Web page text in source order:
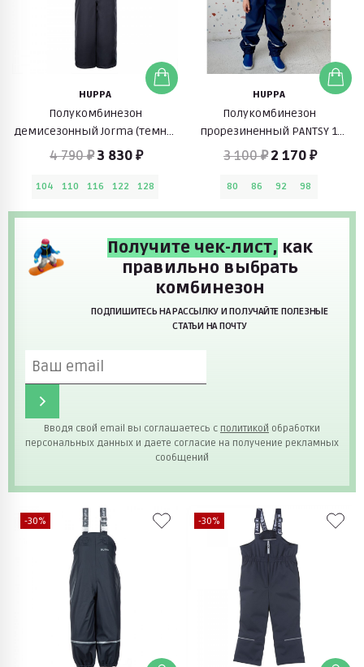
HUPPA
Полукомбинезон
демисезонный Jorma (темно-
серый)
4 790 ₽3 830 ₽
104 110 116 122 128
HUPPA
Полукомбинезон
прорезиненный PANTSY 1
(темно-синий)
3 100 ₽ 2 170 ₽
80 86 92 98
Получите чек-лист, как
правильно выбрать
комбинезон
ПОДПИШИТЕСЬ НА РАССЫЛКУ И ПОЛУЧАЙТЕ ПОЛЕЗНЫЕ
СТАТЬИ НА ПОЧТУ
Вводя свой email вы соглашаетесь с политикой обработки
персональных данных и даете согласие на получение рекламных
сообщений
-30% -30%